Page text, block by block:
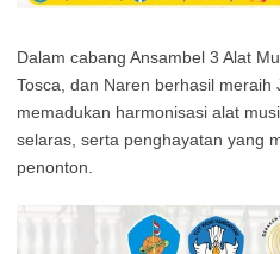
Dalam cabang Ansambel 3 Alat
Tosca, dan Naren berhasil
memadukan harmonisasi alat
selaras, serta penghayatan yang
penonton.